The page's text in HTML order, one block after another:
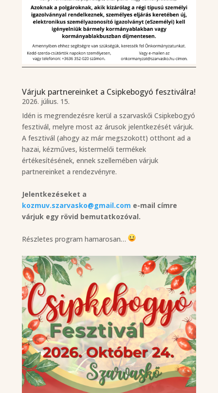
Várjuk partnereinket a Csipkebogyó fesztiválra!
2026. július. 15.
Idén is megrendezésre kerül a szarvaskői Csipkebogyó
fesztivál, melyre most az árusok jelentkezését várjuk.
A fesztivál (ahogy az már megszokott) otthont ad a
hazai, kézműves, kistermelői termékek
értékesítésének, ennek szellemében várjuk
partnereinket a rendezvényre.
Jelentkezéseket a
kozmuv.szarvasko@gmail.com e-mail címre
várjuk egy rövid bemutatkozóval.
Részletes program hamarosan…